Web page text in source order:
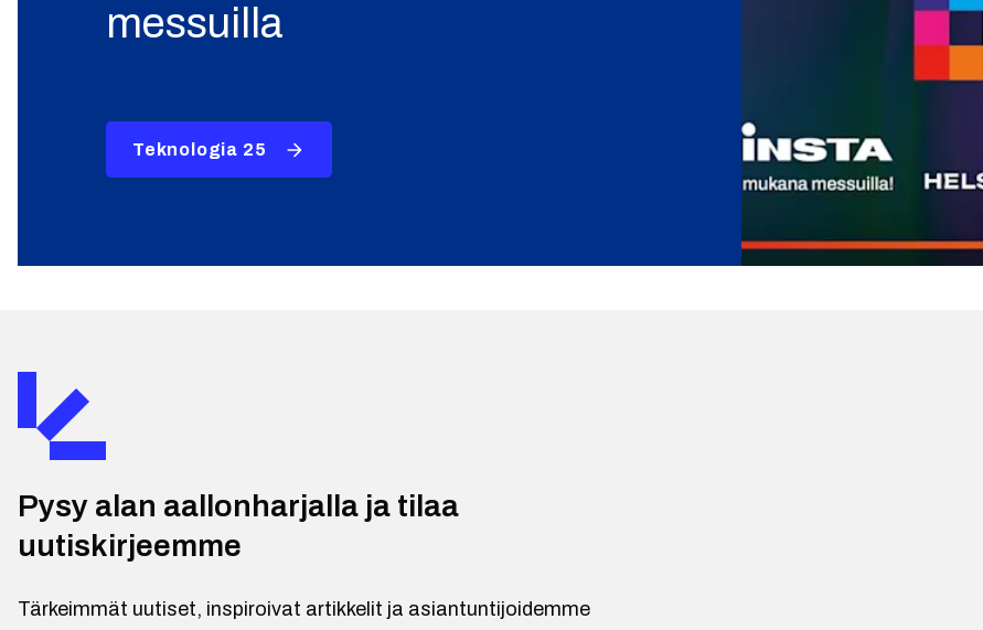
messuilla
Teknologia 25
Pysy alan aallonharjalla ja tilaa
uutiskirjeemme
Tärkeimmät uutiset, inspiroivat artikkelit ja asiantuntijoidemme